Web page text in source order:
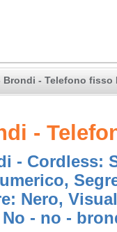
Brondi - Telefono fisso
-
- Cordless:
Nero,
- no -